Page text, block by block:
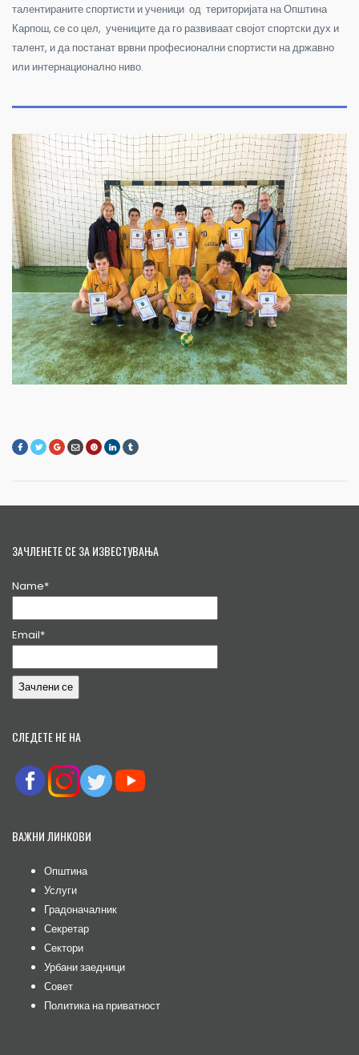
талентираните спортисти и ученици од територијата на Општина
Карпош, се со цел, учениците да го развиваат својот спортски дух и
талент, и да постанат врвни професионални спортисти на државно
или интернационално ниво.
ЗАЧЛЕНЕТЕ СЕ ЗА ИЗВЕСТУВАЊА
Name*
Email*
СЛЕДЕТЕ НЕ НА
ВАЖНИ ЛИНКОВИ
Општина
Услуги
Градоначалник
Секретар
Сектори
Урбани заедници
Совет
Политика на приватност